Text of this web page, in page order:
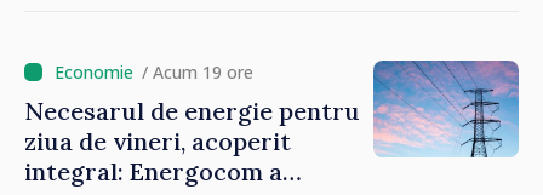
/ Acum 19 ore
Necesarul de energie pentru
ziua de vineri, acoperit
integral: Energocom a